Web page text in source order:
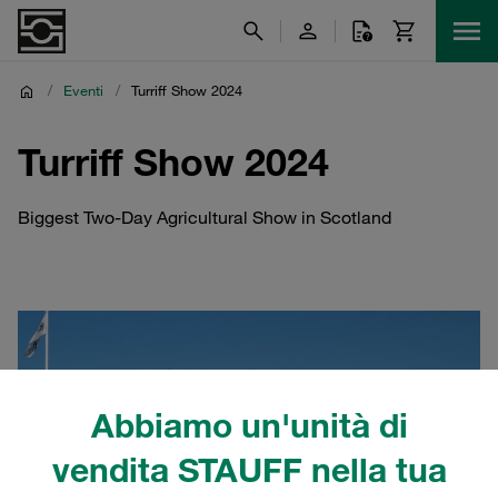
Abbiamo un'unità di
vendita STAUFF nella tua
/ Eventi / Turriff Show 2024
Turriff Show 2024
Biggest Two-Day Agricultural Show in Scotland